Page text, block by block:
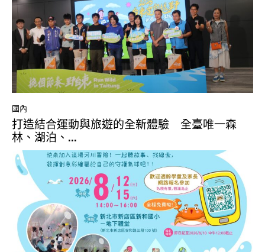
國內
打造結合運動與旅遊的全新體驗 全臺唯一森
林、湖泊、...